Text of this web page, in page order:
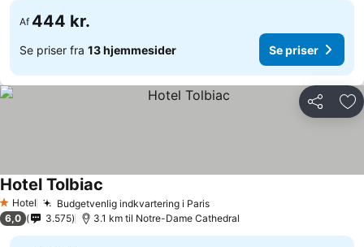
Af 444 kr.
Se priser fra 13 hjemmesider Se priser
Del
1 Stjerner
Hotel Budgetvenlig indkvartering i Paris
Hotel Tolbiac
6,0 3.575 3.1 km til Notre-Dame Cathedral